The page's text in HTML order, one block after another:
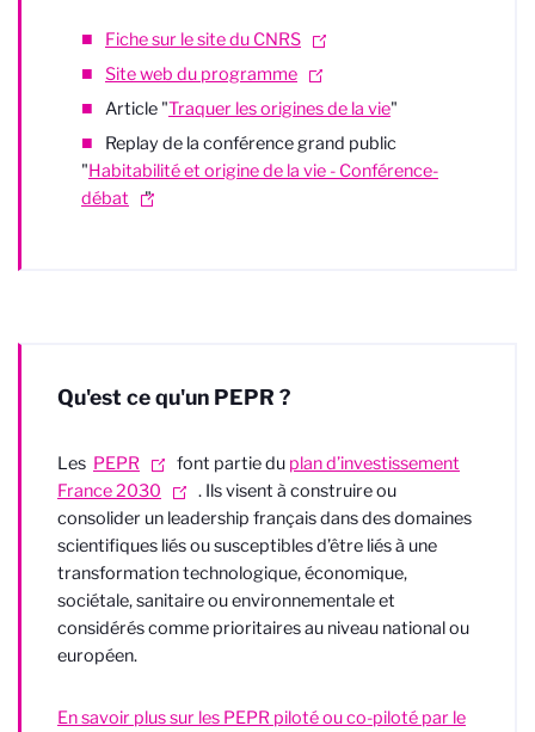
Fiche sur le site du CNRS
Site web du programme
Article "Traquer les origines de la vie"
Replay de la conférence grand public
"Habitabilité et origine de la vie - Conférence-
débat
"
Qu'est ce qu'un PEPR ?
Les PEPR font partie du plan d’investissement
France 2030
. Ils visent à construire ou
consolider un leadership français dans des domaines
scientifiques liés ou susceptibles d’être liés à une
transformation technologique, économique,
sociétale, sanitaire ou environnementale et
considérés comme prioritaires au niveau national ou
européen.
En savoir plus sur les PEPR piloté ou co-piloté par le